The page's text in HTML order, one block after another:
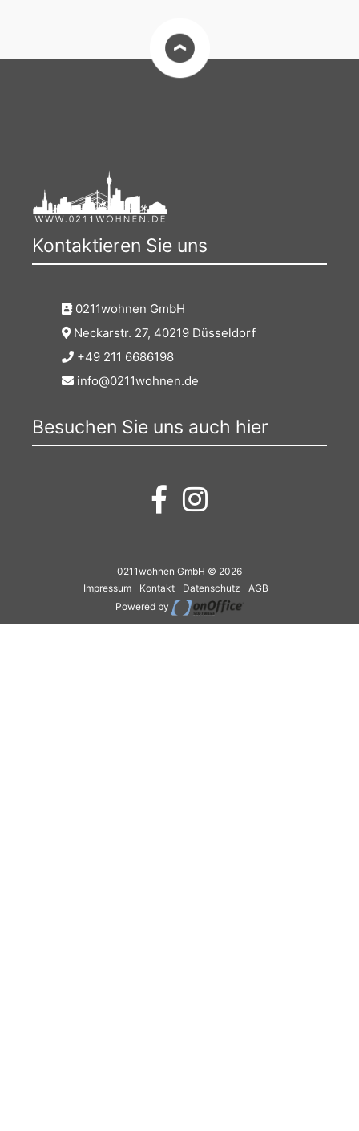
Kontaktieren Sie uns
0211wohnen GmbH
Neckarstr. 27, 40219 Düsseldorf
+49 211 6686198
info@0211wohnen.de
Besuchen Sie uns auch hier
0211wohnen GmbH © 2026
Impressum
Kontakt Datenschutz
AGB
Powered by